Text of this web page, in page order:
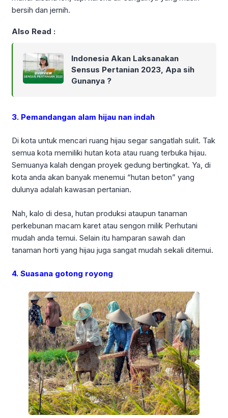
bersih dan jernih.
Also Read :
Indonesia Akan Laksanakan
Sensus Pertanian 2023, Apa sih
Gunanya ?
3. Pemandangan alam hijau nan indah
Di kota untuk mencari ruang hijau segar sangatlah sulit. Tak
semua kota memiliki hutan kota atau ruang terbuka hijau.
Semuanya kalah dengan proyek gedung bertingkat. Ya, di
kota anda akan banyak menemui “hutan beton” yang
dulunya adalah kawasan pertanian.
Nah, kalo di desa, hutan produksi ataupun tanaman
perkebunan macam karet atau sengon milik Perhutani
mudah anda temui. Selain itu hamparan sawah dan
tanaman horti yang hijau juga sangat mudah sekali ditemui.
4. Suasana gotong royong